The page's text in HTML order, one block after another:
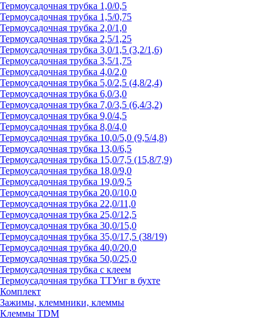
Термоусадочная трубка 1,0/0,5
Термоусадочная трубка 1,5/0,75
Термоусадочная трубка 2,0/1,0
Термоусадочная трубка 2,5/1,25
Термоусадочная трубка 3,0/1,5 (3,2/1,6)
Термоусадочная трубка 3,5/1,75
Термоусадочная трубка 4,0/2,0
Термоусадочная трубка 5,0/2,5 (4,8/2,4)
Термоусадочная трубка 6,0/3,0
Термоусадочная трубка 7,0/3,5 (6,4/3,2)
Термоусадочная трубка 9,0/4,5
Термоусадочная трубка 8,0/4,0
Термоусадочная трубка 10,0/5,0 (9,5/4,8)
Термоусадочная трубка 13,0/6,5
Термоусадочная трубка 15,0/7,5 (15,8/7,9)
Термоусадочная трубка 18,0/9,0
Термоусадочная трубка 19,0/9,5
Термоусадочная трубка 20,0/10,0
Термоусадочная трубка 22,0/11,0
Термоусадочная трубка 25,0/12,5
Термоусадочная трубка 30,0/15,0
Термоусадочная трубка 35,0/17,5 (38/19)
Термоусадочная трубка 40,0/20,0
Термоусадочная трубка 50,0/25,0
Термоусадочная трубка с клеем
Термоусадочная трубка ТТУнг в бухте
Комплект
Зажимы, клеммники, клеммы
Клеммы TDM